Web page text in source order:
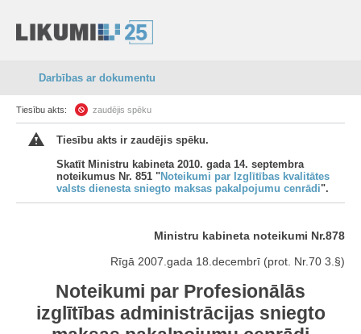
Darbības ar dokumentu
Tiesību akts: zaudējis spēku
Tiesību akts ir zaudējis spēku.
Skatīt Ministru kabineta 2010. gada 14. septembra
noteikumus Nr. 851 "Noteikumi par Izglītības kvalitātes
valsts dienesta sniegto maksas pakalpojumu cenrādi".
Ministru kabineta noteikumi Nr.878
Rīgā 2007.gada 18.decembrī (prot. Nr.70 3.§)
Noteikumi par Profesionālās
izglītības administrācijas sniegto